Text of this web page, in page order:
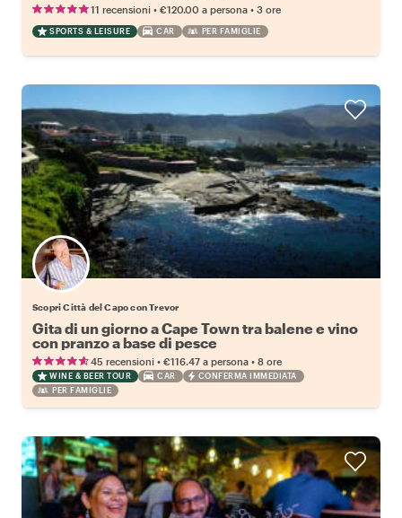
11 recensioni • €120.00 a persona • 3 ore
SPORTS & LEISURE CAR PER FAMIGLIE
Scopri Città del Capo con Trevor
Gita di un giorno a Cape Town tra balene e vino
con pranzo a base di pesce
45 recensioni • €116.47 a persona • 8 ore
WINE & BEER TOUR CAR
CONFERMA IMMEDIATA
PER FAMIGLIE